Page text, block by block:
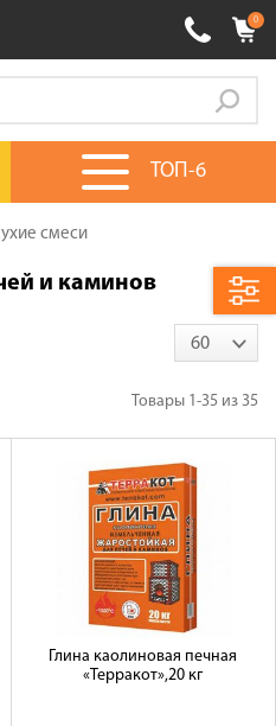
руб.
0
ТОП-6
смеси
и каминов
60
Товары 1-35 из 35
Глина каолиновая печная
«Терракот»,20 кг